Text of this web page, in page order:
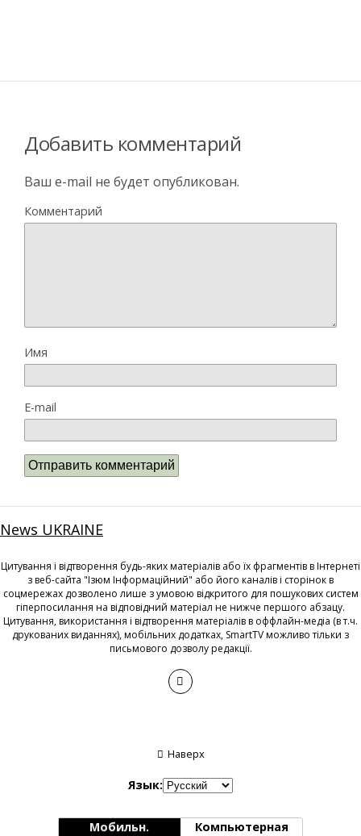
Добавить комментарий
Ваш e-mail не будет опубликован.
Комментарий
Имя
E-mail
News UKRAINE
Цитування і відтворення будь-яких матеріалів або їх фрагментів в Інтернеті
з веб-сайта "Ізюм Інформаційний" або його каналів і сторінок в
соцмережах дозволено лише з умовою відкритого для пошукових систем
гіперпосилання на відповідний матеріал не нижче першого абзацу.
Цитування, використання і відтворення матеріалів в оффлайн-медіа (в т.ч.
друкованих виданнях), мобільних додатках, SmartTV можливо тільки з
письмового дозволу редакції.
Наверх
Язык:
Мобильн. Компьютерная